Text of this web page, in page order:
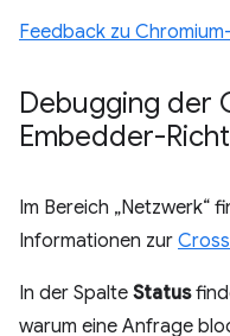
Feedback zu
Debugging der
Embedder-
Im Bereich „Netzwerk“
Informationen zur
In der Spalte Status
warum eine Anfrage